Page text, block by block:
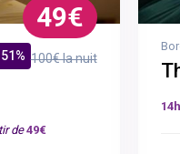
49€
100€ la nuit
de49€